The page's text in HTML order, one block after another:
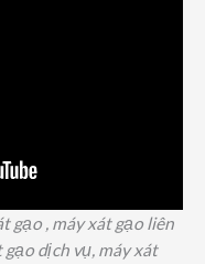
gạo , máy xát gạo liên
dịch vụ, máy xát